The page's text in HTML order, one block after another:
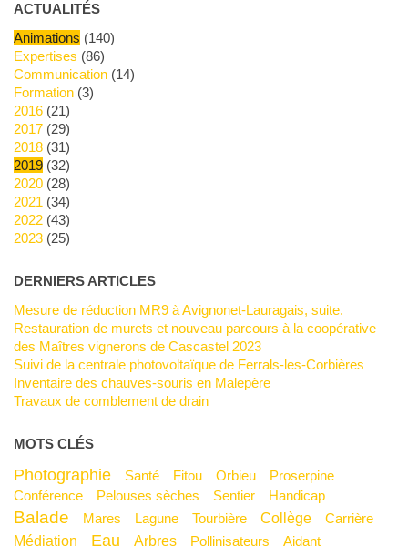
ACTUALITÉS
Animations (140)
Expertises (86)
Communication(14)
Formation(3)
2016(21)
2017(29)
2018(31)
2019(32)
2020(28)
2021 (34)
2022(43)
2023(25)
DERNIERS ARTICLES
Mesure de réduction MR9 à Avignonet-Lauragais, suite.
Restauration de murets et nouveau parcours à la coopérative
des Maîtres vignerons de Cascastel 2023
Suivi de la centrale photovoltaïque de Ferrals-les-Corbières
Inventaire des chauves-souris en Malepère
Travaux de comblement de drain
MOTS CLÉS
Photographie Santé Fitou Orbieu
Proserpine
Conférence
Pelouses sèches Sentier Handicap
Balade Mares Lagune Tourbière Collège Carrière
Médiation Eau Arbres Pollinisateurs Aidant